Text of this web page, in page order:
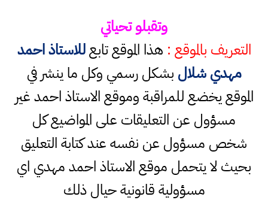
وتقبلو تحياتي
التعريف بالموقع : هذا الموقع تابعللاستاذ احمد
مهدي شلال بشكل رسمي وكل ما ينشر في
الموقع يخضع للمراقبة وموقع الاستاذ احمد غير
مسؤول عن التعليقات على المواضيع كل
شخص مسؤول عن نفسه عند كتابة التعليق
بحيث لا يتحمل موقع الاستاذ احمد مهدي اي
مسؤولية قانونية حيال ذلك